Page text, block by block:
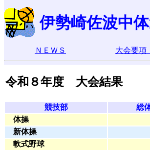
伊勢崎佐波中
ＮＥＷＳ 大会要項
令和８年度 大会結果
競技部
総
体操
新体操
軟式野球